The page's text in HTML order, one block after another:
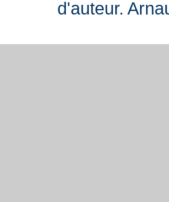
d'auteur.